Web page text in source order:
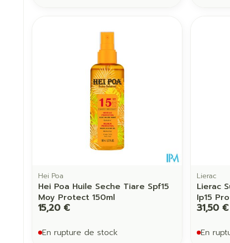
Hei Poa
Hei Poa Huile Seche Tiare Spf15
Moy Protect 150ml
15,20 €
En rupture de stock
Lierac
Lierac
Ip15
31,50 €
En